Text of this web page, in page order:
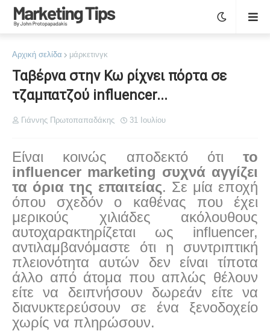
Αρχική σελίδα μάρκετινγκ
Ταβέρνα στην Κω ρίχνει πόρτα σε
τζαμπατζού influencer...
Γιάννης Πρωτοπαπαδάκης 31 Ιουλίου
Είναι κοινώς αποδεκτό ότι το
influencer marketing συχνά αγγίζει
τα όρια της επαιτείας. Σε μία εποχή
όπου σχεδόν ο καθένας που έχει
μερικούς χιλιάδες ακόλουθους
αυτοχαρακτηρίζεται ως influencer,
αντιλαμβανόμαστε ότι η συντριπτική
πλειονότητα αυτών δεν είναι τίποτα
άλλο από άτομα που απλώς θέλουν
είτε να δειπνήσουν δωρεάν είτε να
διανυκτερεύσουν σε ένα ξενοδοχείο
χωρίς να πληρώσουν.